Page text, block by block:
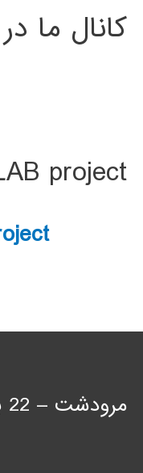
کانال ما
project
مرودشت – 22 بهمن شمالی